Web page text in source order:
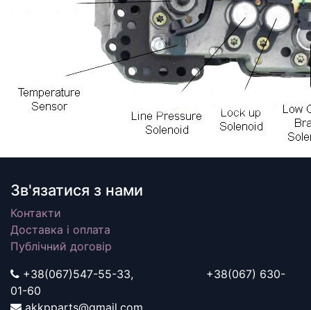
Зв'язатися з нами
Контакти
Доставка і оплата
Публічний договір
+38(067)547-55-33, +38(067) 630-
01-60
akkpparts@gmail.com